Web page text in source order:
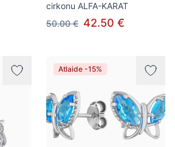
cirkonu ALFA-KARAT
50.00 € 42.50 €
Atlaide -15%